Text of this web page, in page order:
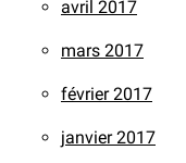
avril 2017
mars 2017
février 2017
janvier 2017